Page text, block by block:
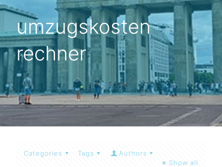
umzugskosten
rechner
Categories Tags
Authors
Show all